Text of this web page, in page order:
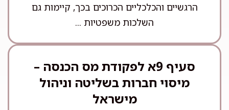
הרגשיים והכלכליים הכרוכים בכך, קיימות גם
השלכות משפטיות ...
סעיף 9א לפקודת מס הכנסה –
מיסוי חברות בשליטה וניהול
מישראל